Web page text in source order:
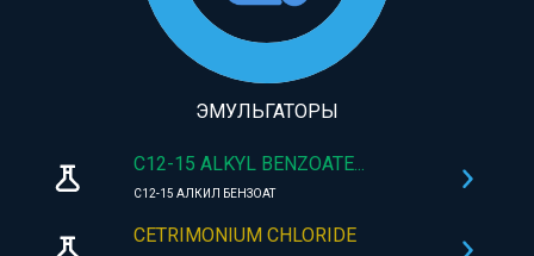
ЭМУЛЬГАТОРЫ
C12-15 ALKYL BENZOATE...
C12-15 АЛКИЛ БЕНЗОАТ
CETRIMONIUM CHLORIDE